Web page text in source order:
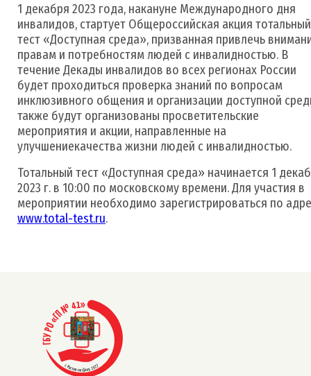
1 декабря 2023 года, накануне Международного дня
инвалидов, стартует Общероссийская акция тотальный
тест «Доступная среда», призванная привлечь
правам и потребностям людей с инвалидностью. В
течение Декады инвалидов во всех регионах России
будет проходиться проверка знаний по вопросам
инклюзивного общения и организации доступной
также будут организованы просветительские
мероприятия и акции, направленные на
улучшениекачества жизни людей с инвалидностью.
Тотальный тест «Доступная среда» начинается 1
2023 г. в 10:00 по московскому времени. Для участия в
мероприятии необходимо зарегистрироваться по
www.total-test.ru.